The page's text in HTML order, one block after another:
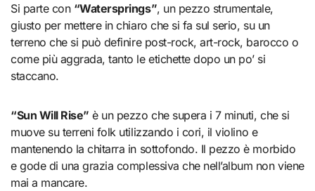
Si parte con “Watersprings”, un pezzo strumentale,
giusto per mettere in chiaro che si fa sul serio, su un
terreno che si può definire post-rock, art-rock, barocco o
come più aggrada, tanto le etichette dopo un po’ si
staccano.
“Sun Will Rise” è un pezzo che supera i 7 minuti, che si
muove su terreni folk utilizzando i cori, il violino e
mantenendo la chitarra in sottofondo. Il pezzo è morbido
e gode di una grazia complessiva che nell’album non viene
mai a mancare.